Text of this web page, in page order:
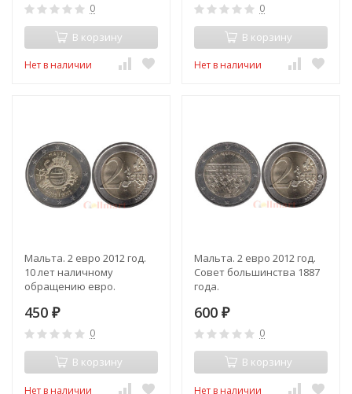
0
В корзину
Нет в наличии
0
В корзину
Нет в наличии
Мальта. 2 евро 2012 год.
10 лет наличному
обращению евро.
450 ₽
0
В корзину
Нет в наличии
Мальта. 2 евро 2012 год.
Совет большинства 1887
года.
600 ₽
0
В корзину
Нет в наличии